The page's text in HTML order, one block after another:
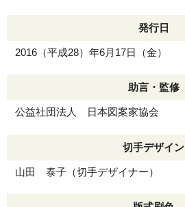
発行日
2016（平成28）年6月17日（金）
助言・監修
公益社団法人 日本図案家協会
切手デザイン
山田 泰子（切手デザイナー）